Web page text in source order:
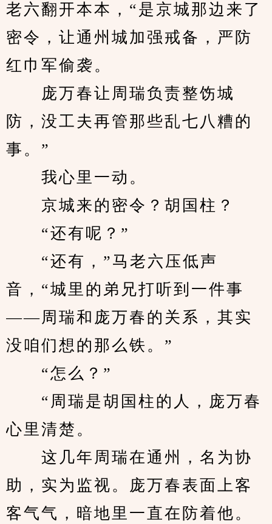
老六翻开本本，“是京城那边来了
密令，让通州城加强戒备，严防
红巾军偷袭。
庞万春让周瑞负责整饬城
防，没工夫再管那些乱七八糟的
事。”
我心里一动。
京城来的密令？胡国柱？
“还有呢？”
“还有，”马老六压低声
音，“城里的弟兄打听到一件事
——周瑞和庞万春的关系，其实
没咱们想的那么铁。”
“怎么？”
“周瑞是胡国柱的人，庞万春
心里清楚。
这几年周瑞在通州，名为协
助，实为监视。庞万春表面上客
客气气，暗地里一直在防着他。